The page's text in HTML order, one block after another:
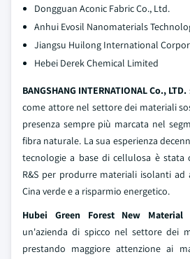
Dongguan Aconic Fabric Co., Ltd.
Anhui Evosil Nanomaterials
Jiangsu Huilong International
Hebei Derek Chemical Limited
BANGSHANG INTERNATIONAL Co., LTD.
come attore nel settore dei materiali
presenza sempre più marcata nel
fibra naturale. La sua esperienza
tecnologie a base di cellulosa è stata
R&S per produrre materiali isolanti
Cina verde e a risparmio energetico.
Hubei Green Forest New Material
un'azienda di spicco nel settore dei
prestando maggiore attenzione ai